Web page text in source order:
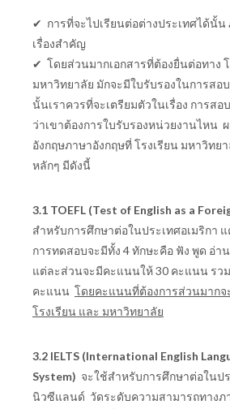
✔ การที่จะไปเรียนต่อต่างประเทศได้นั้น
เรื่องสำคัญ
✔ โดยส่วนมากเอกสารที่ต้องยื่นต่อทาง โ
มหาวิทยาลัย มักจะมีใบรับรองในการสอ
นั้นเราควรที่จะเตรียมตัวในเรื่อง การส
ว่าเขาต้องการใบรับรองหน่วยงานไหน
อังกฤษภาษาอังกฤษที่ โรงเรียน มหาวิทย
หลักๆ มีดังนี้
3.1 TOEFL (Test of English as a
สำหรับการศึกษาต่อในประเทศอเมริกา
การทดสอบจะมีทั้ง 4 ทักษะคือ ฟัง พูด อ่า
แต่ละส่วนจะมีคะแนนให้ 30 คะแนน รว
คะแนน โดยคะแนนที่ต้องการส่วนมากจ
โรงเรียน และ มหาวิทยาลัย
3.2 IELTS (International English
System) จะใช้สำหรับการศึกษาต่อในป
นิวซีแลนด์ วัดระดับความสามารถทางภ